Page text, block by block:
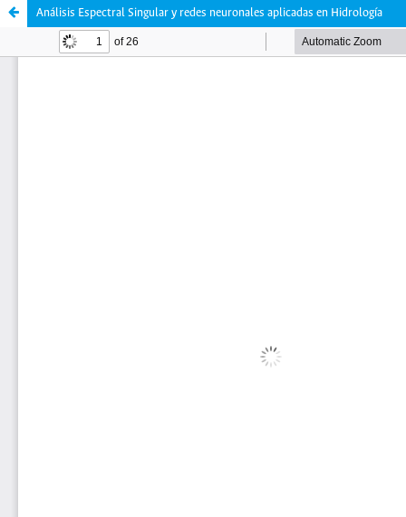
Análisis Espectral Singular y redes neuronales aplicadas en Hidrología